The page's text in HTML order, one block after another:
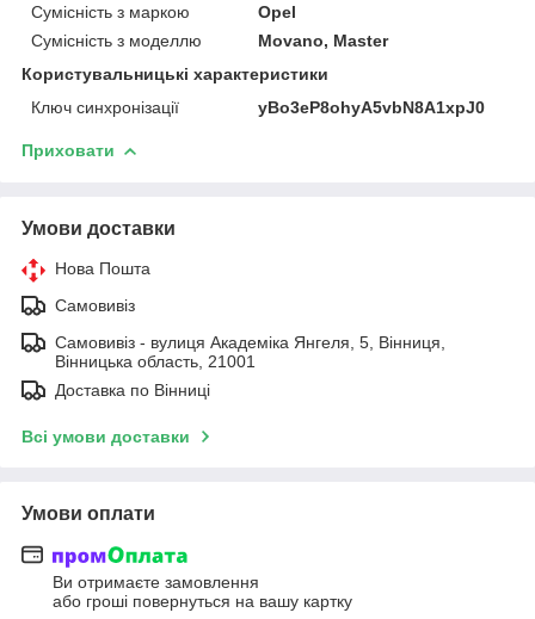
Сумісність з маркою
Opel
Сумісність з моделлю
Movano, Master
Користувальницькі характеристики
Ключ синхронізації
yBo3eP8ohyA5vbN8A1xpJ0
Приховати
Умови доставки
Нова Пошта
Самовивіз
Самовивіз - вулиця Академіка Янгеля, 5, Вінниця,
Вінницька область, 21001
Доставка по Вінниці
Всі умови доставки
Умови оплати
Ви отримаєте замовлення
або гроші повернуться на вашу картку